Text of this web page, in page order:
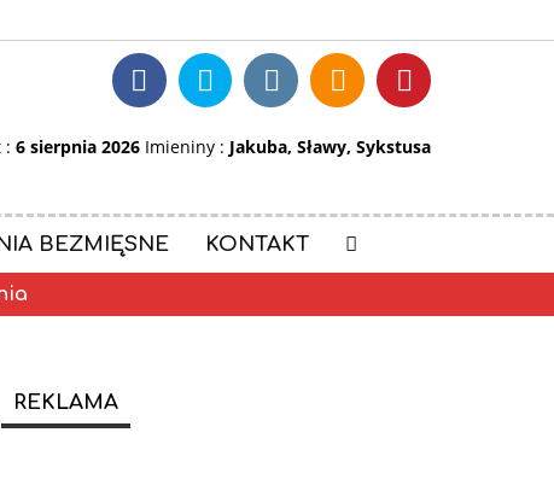
: 6 sierpnia 2026 Imieniny : Jakuba, Sławy, Sykstusa
BEZMIĘSNE KONTAKT
REKLAMA